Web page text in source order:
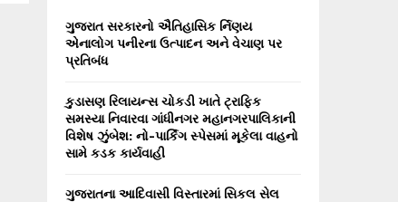
o
r
:
R
H
ગુજરાત સરકારનો ઐતિહાસિક ર્નિણય
એનાલોગ પનીરના ઉત્પાદન અને વેચાણ પર
પ્રતિબંધ
કુડાસણ રિલાયન્સ ચોકડી ખાતે ટ્રાફિક
સમસ્યા નિવારવા ગાંધીનગર મહાનગરપાલિકાની
વિશેષ ઝુંબેશ: નો-પાર્કિંગ સ્પેસમાં મૂકેલા વાહનો
સામે કડક કાર્યવાહી
ગુજરાતના આદિવાસી વિસ્તારમાં સિકલ સેલ